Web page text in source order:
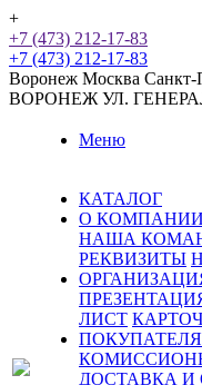
+
+7 (473) 212-17-83
+7 (473) 212-17-83
Воронеж Москва Санкт-
ВОРОНЕЖ УЛ.
Меню
КАТАЛОГ
О КОМПАНИИ
НАША
РЕКВИЗИТЫ
ЛИСТ
ДОСТАВКА И